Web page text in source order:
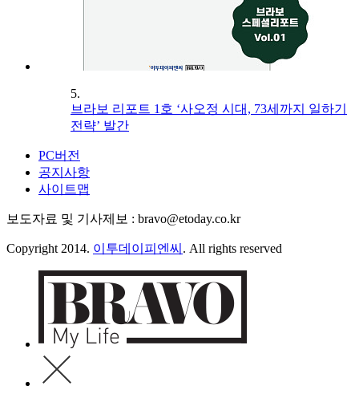
5.
브라보 리포트 1호 ‘사오정 시대, 73세까지 일하기
전략’ 발간
PC버전
공지사항
사이트맵
보도자료 및 기사제보 : bravo@etoday.co.kr
Copyright 2014. 이투데이피엔씨 . All rights reserved